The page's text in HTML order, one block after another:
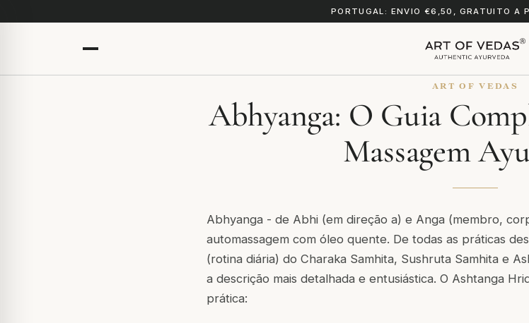
PORTUGAL: ENVIO €6,50, GRATUITO A
ART OF VEDAS
Abhyanga: O Guia
Massagem
Abhyanga - de Abhi (em direção a) e Anga (membro,
automassagem com óleo quente. De todas as práticas
(rotina diária) do Charaka Samhita, Sushruta Samhita e
a descrição mais detalhada e entusiástica. O Ashtanga
prática: